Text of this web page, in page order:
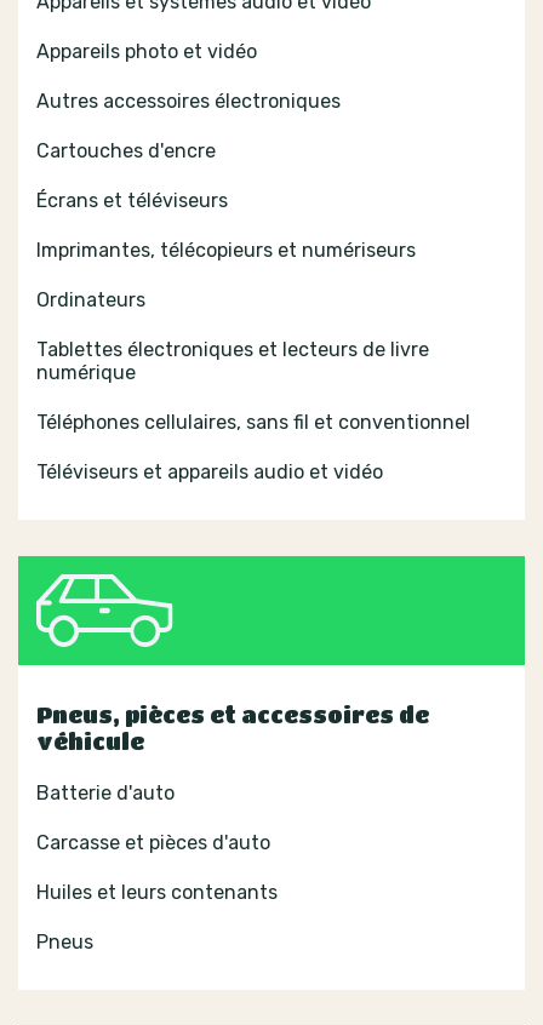
Appareils photo et vidéo
Autres accessoires électroniques
Cartouches d'encre
Écrans et téléviseurs
Imprimantes, télécopieurs et numériseurs
Ordinateurs
Tablettes électroniques et lecteurs de livre
numérique
Téléphones cellulaires, sans fil et conventionnel
Téléviseurs et appareils audio et vidéo
Pneus, pièces et accessoires de
véhicule
Batterie d'auto
Carcasse et pièces d'auto
Huiles et leurs contenants
Pneus